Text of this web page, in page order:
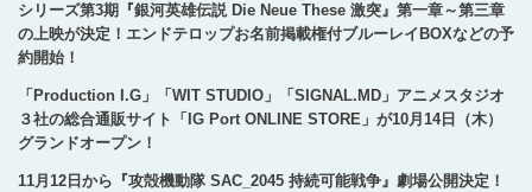
シリーズ第3期『銀河英雄伝説 Die Neue These 激突』第一章～第三章
の上映が決定！エンドテロップお名前掲載権付ブルーレイBOXなどの予
約開始！
「Production I.G」「WIT STUDIO」「SIGNAL.MD」アニメスタジオ
３社の総合通販サイト「IG Port ONLINE STORE」が10月14日（木）
グランドオープン！
11月12日から『攻殻機動隊 SAC_2045 持続可能戦争』劇場公開決定！